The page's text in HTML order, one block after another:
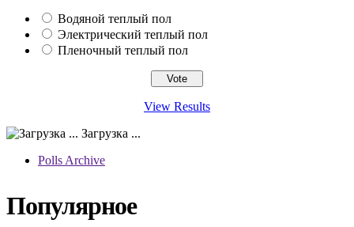
Водяной теплый пол
Электрический теплый пол
Пленочный теплый пол
View Results
Загрузка ...
Polls Archive
Популярное